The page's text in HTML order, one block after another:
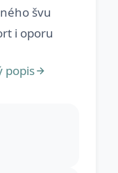
švu
i oporu
popis